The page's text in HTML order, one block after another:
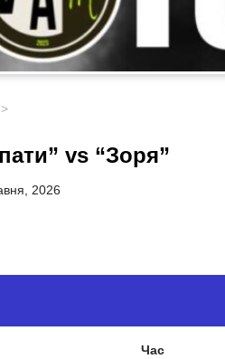
>
vs “Зоря”
2026
Час